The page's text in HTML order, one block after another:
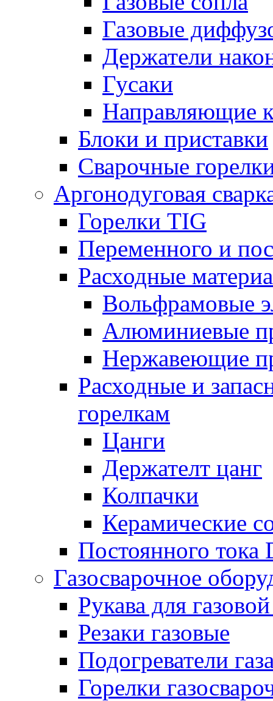
Газовые
Держатели
Гусаки
Направляющие
Блоки и приставки
Сварочные
Аргонодуговая
Горелки TIG
Переменного и
Расходные
Вольфрамовые
Алюминиевые
Нержавеющие
Расходные и
горелкам
Цанги
Держателт цанг
Колпачки
Керамические
Постоянного тока
Газосварочное
Рукава для
Резаки газовые
Подогреватели
Горелки